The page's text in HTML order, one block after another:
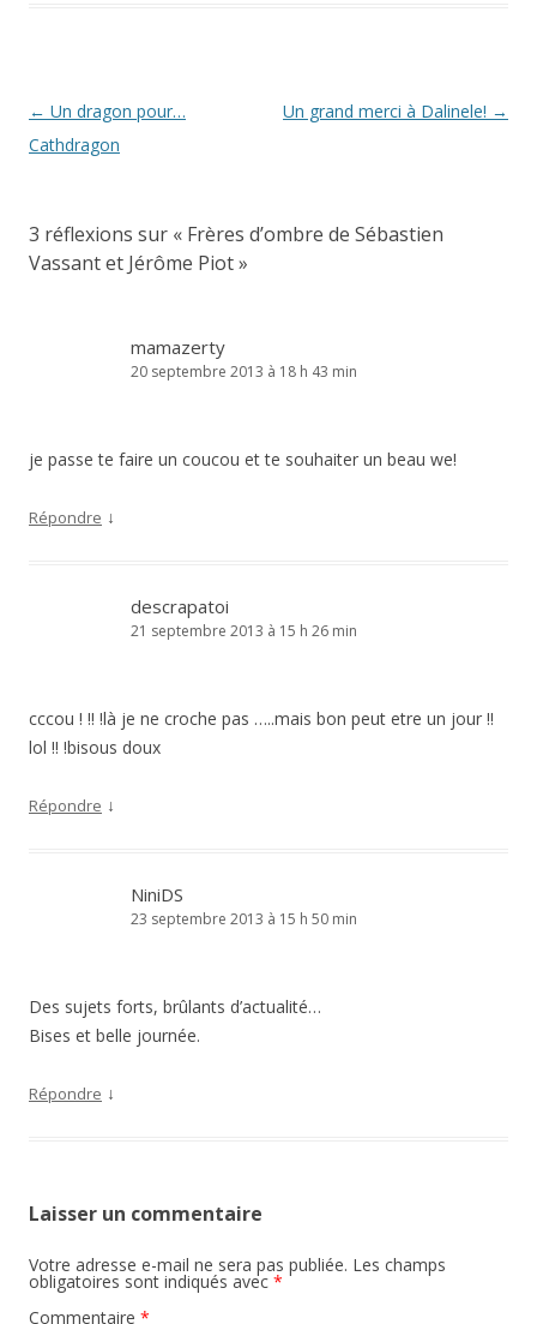
Navigation
des
← Un dragon pour…
Cathdragon
Un grand merci à Dalinele! →
3 réflexions sur « Frères d’ombre de Sébastien
Vassant et Jérôme Piot»
mamazerty
20 septembre 2013 à 18 h 43 min
je passe te faire un coucou et te souhaiter un beau we!
Répondre ↓
descrapatoi
21 septembre 2013 à 15 h 26 min
cccou ! !! !là je ne croche pas …..mais bon peut etre un jour !!
lol !! !bisous doux
Répondre ↓
NiniDS
23 septembre 2013 à 15 h 50 min
Des sujets forts, brûlants d’actualité…
Bises et belle journée.
Répondre ↓
Laisser un commentaire
Votre adresse e-mail ne sera pas publiée. Les champs
obligatoires sont indiqués avec *
Commentaire *